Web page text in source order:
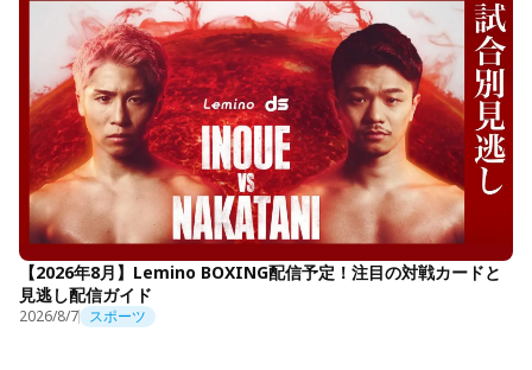
【2026年8月】Lemino BOXING配信予定！注目の対戦カードと
見逃し配信ガイド
2026/8/7 スポーツ